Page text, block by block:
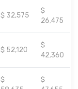
$ 32,575
$
26,475
$ 52,120
$
42,360
$
$